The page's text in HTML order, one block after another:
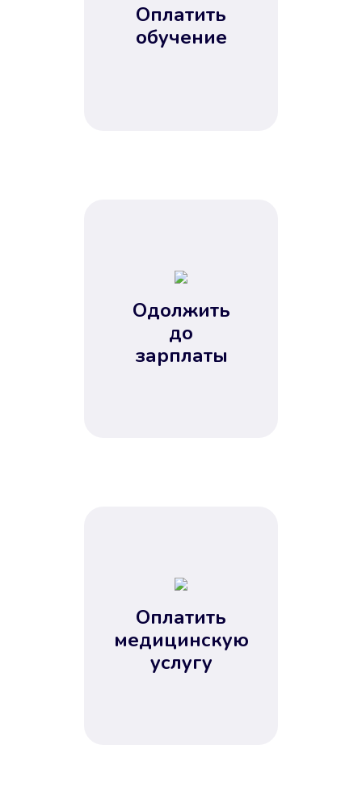
Оплатить
обучение
Одолжить
до
зарплаты
Оплатить
медицинскую
услугу